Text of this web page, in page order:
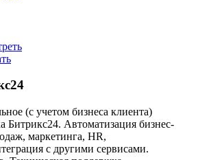
(с учетом бизнеса клиента)
Битрикс24. Автоматизация бизнес-
маркетинга, HR,
с другими сервисами.